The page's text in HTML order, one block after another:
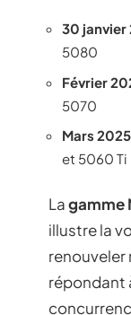
30 janvier
5080
Février
5070
Mars 2025
et 5060 Ti
Lagamme
illustre la
répondant